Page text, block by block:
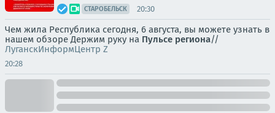
СТАРОБЕЛЬСК 20:30
Чем жила Республика сегодня, 6 августа, вы можете узнать в
нашем обзоре Держим руку на Пульсе региона//
ЛуганскИнформЦентр Z
20:28